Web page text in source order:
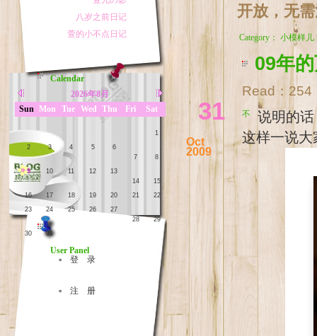
开放，无
Category： 小模样儿
31
Oct
2009
09年
Read： 254
不说明的话，估计大家一定猜不出这张恐怖面具下的笑脸是哪一位。妈妈
这样一说大
Calendar
2026年8月
Sun Mon Tue Wed Thu Fri Sat
1
2
3 4 5
6
7
8
9
10 11 12
13
14
15
16
17 18 19 20 21
22
23
24 25 26
27
28
29
30
31
User Panel
▫ 登 录
▫ 注 册